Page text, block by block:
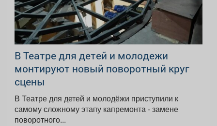
В Театре для детей и молодежи
монтируют новый поворотный круг
сцены
В Театре для детей и молодёжи приступили к
самому сложному этапу капремонта - замене
поворотного...